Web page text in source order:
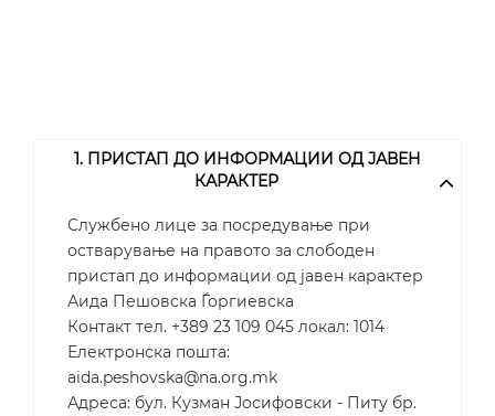
1. ПРИСТАП ДО ИНФОРМАЦИИ ОД ЈАВЕН
КАРАКТЕР
Службено лице за посредување при
остварување на правото за слободен
пристап до информации од јавен карактер
Аида Пешовска Ѓоргиевска
Контакт тел. +389 23 109 045 локал: 1014
Електронска пошта:
aida.peshovska@na.org.mk
Адреса: бул. Кузман Јосифовски - Питу бр.